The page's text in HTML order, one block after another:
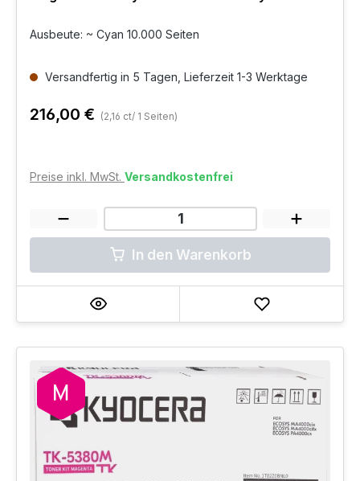
Ausbeute: ~ Cyan 10.000 Seiten
Versandfertig in 5 Tagen, Lieferzeit 1-3 Werktage
216,00 € (2,16 ct/ 1 Seiten)
Preise inkl. MwSt. Versandkostenfrei
In den Warenkorb